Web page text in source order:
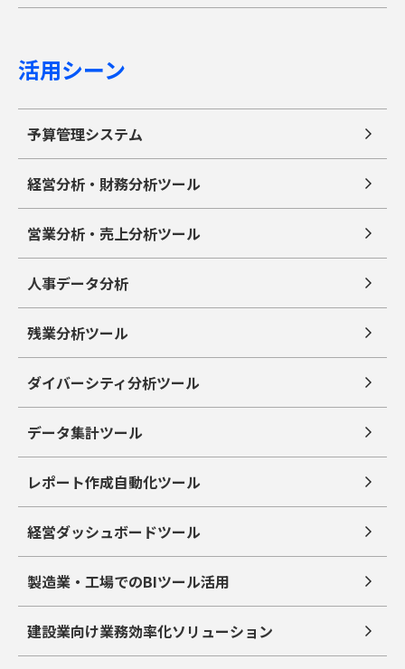
活用シーン
予算管理システム
経営分析・財務分析ツール
営業分析・売上分析ツール
人事データ分析
残業分析ツール
ダイバーシティ分析ツール
データ集計ツール
レポート作成自動化ツール
経営ダッシュボードツール
製造業・工場でのBIツール活用
建設業向け業務効率化ソリューション